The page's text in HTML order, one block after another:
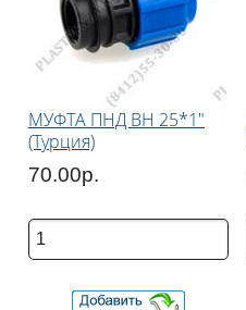
МУФТА ПНД ВН 25*1"
(Турция)
70.00р.